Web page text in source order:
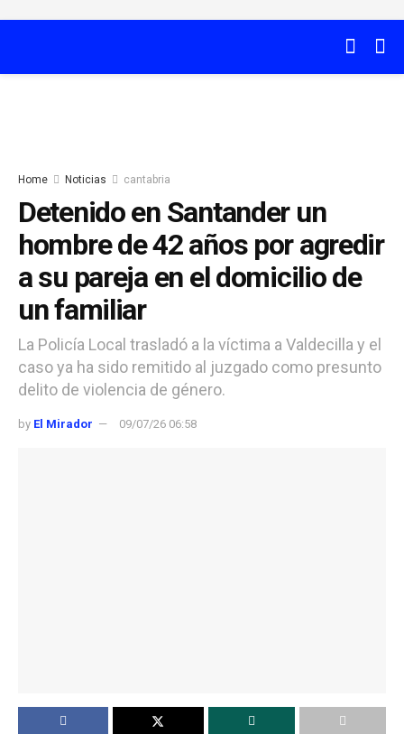
Home Noticias cantabria
Detenido en Santander un
hombre de 42 años por agredir
a su pareja en el domicilio de
un familiar
La Policía Local trasladó a la víctima a Valdecilla y el
caso ya ha sido remitido al juzgado como presunto
delito de violencia de género.
by El Mirador 09/07/26 06:58